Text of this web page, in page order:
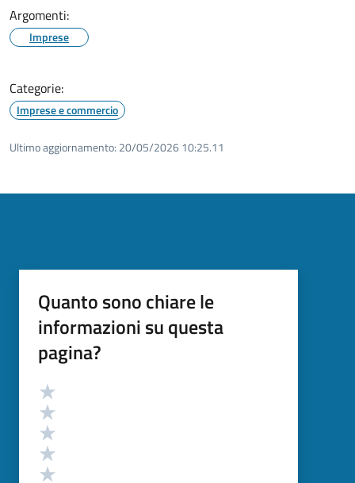
Argomenti:
Imprese
Categorie:
Imprese e commercio
Ultimo aggiornamento: 20/05/2026 10:25.11
Quanto sono chiare le
informazioni su questa
pagina?
Valutazione